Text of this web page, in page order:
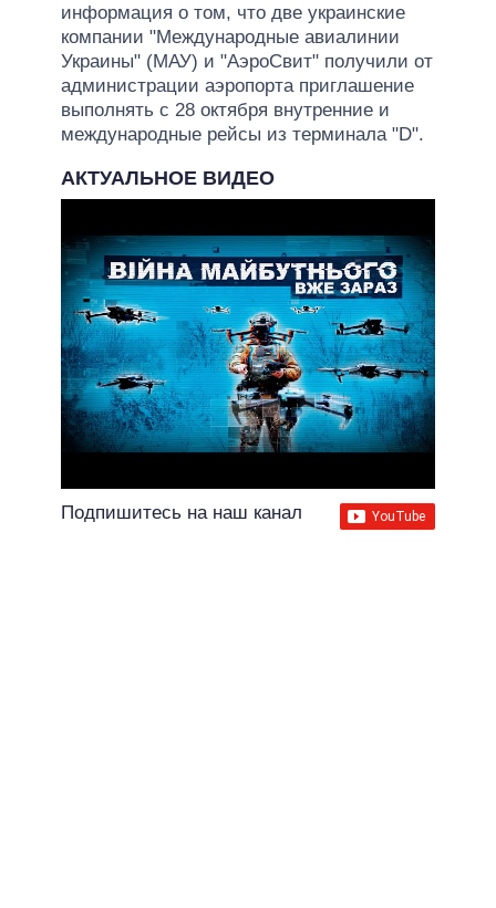
информация о том, что две украинские
компании "Международные авиалинии
Украины" (МАУ) и "АэроСвит" получили от
администрации аэропорта приглашение
выполнять с 28 октября внутренние и
международные рейсы из терминала "D".
АКТУАЛЬНОЕ ВИДЕО
Подпишитесь на наш канал